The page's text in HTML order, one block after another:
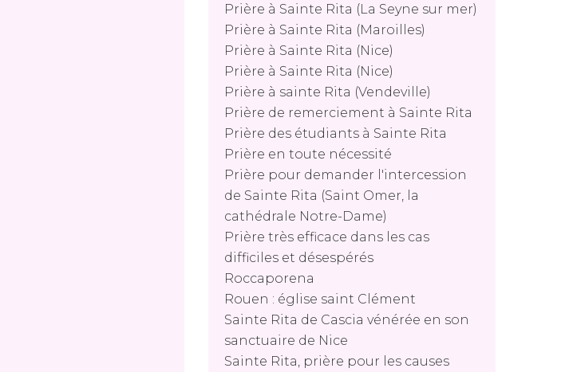
Prière à Sainte Rita (La Seyne sur mer)
Prière à Sainte Rita (Maroilles)
Prière à Sainte Rita (Nice)
Prière à Sainte Rita (Nice)
Prière à sainte Rita (Vendeville)
Prière de remerciement à Sainte Rita
Prière des étudiants à Sainte Rita
Prière en toute nécessité
Prière pour demander l'intercession
de Sainte Rita (Saint Omer, la
cathédrale Notre-Dame)
Prière très efficace dans les cas
difficiles et désespérés
Roccaporena
Rouen : église saint Clément
Sainte Rita de Cascia vénérée en son
sanctuaire de Nice
Sainte Rita, prière pour les causes